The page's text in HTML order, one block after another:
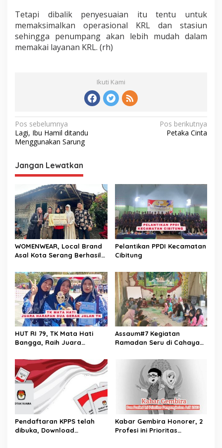
Tetapi dibalik penyesuaian itu tentu untuk
memaksimalkan operasional KRL dan stasiun
sehingga penumpang akan lebih mudah dalam
memakai layanan KRL. (rh)
Ikuti Kami
Navigasi
pos
Pos sebelumnya
Lagi, Ibu Hamil ditandu
Menggunakan Sarung
Pos berikutnya
Petaka Cinta
Jangan Lewatkan
WOMENWEAR, Local Brand
Asal Kota Serang Berhasil
untuk Karyawannya
Pelantikan PPDI Kecamatan
Cibitung
HUT RI 79, TK Mata Hati
Bangga, Raih Juara
Jalan.
Assaum#7 Kegiatan
Ramadan Seru di Cahaya
Pendaftaran KPPS telah
dibuka, Download
Kabar Gembira Honorer, 2
Profesi ini Prioritas